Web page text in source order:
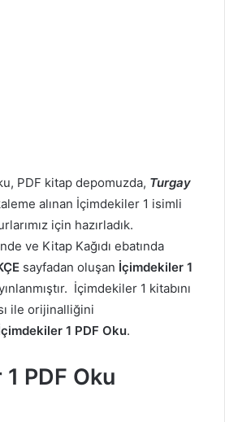
PDF kitap depomuzda, Turgay
alınan İçimdekiler 1 isimli
için hazırladık.
ve Kitap Kağıdı ebatında
sayfadan oluşan İçimdekiler 1
İçimdekiler 1 kitabını
ile orijinalliğini
1 PDF Oku.
PDF Oku